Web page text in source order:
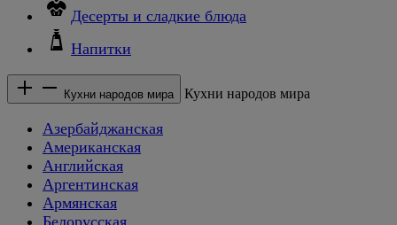
Десерты и сладкие блюда
Напитки
Кухни народов мира Кухни народов мира
Азербайджанская
Американская
Английская
Аргентинская
Армянская
Белорусская